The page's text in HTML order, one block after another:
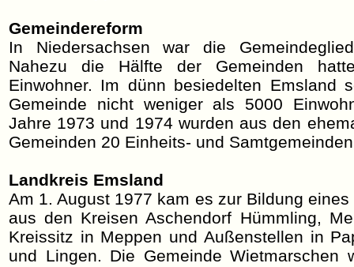
Gemeindereform
In Niedersachsen war die
Nahezu die Hälfte der Gemeinden
Einwohner. Im dünn besiedelten Emsland
Gemeinde nicht weniger als 5000
Jahre 1973 und 1974 wurden aus den
Gemeinden 20 Einheits- und
Landkreis Emsland
Am 1. August 1977 kam es zur Bildung
aus den Kreisen Aschendorf Hümmling,
Kreissitz in Meppen und Außenstellen in
und Lingen. Die Gemeinde Wietmarschen